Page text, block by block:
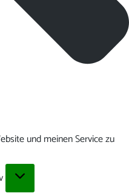
und meinen Service zu